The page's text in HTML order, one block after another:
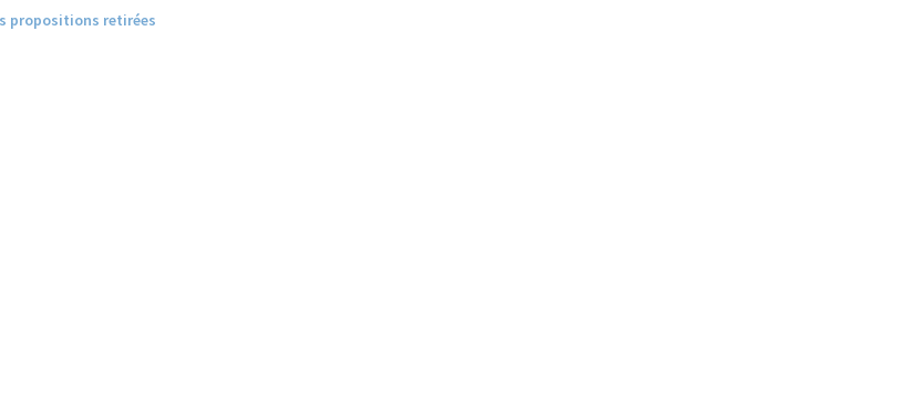
propositions retirées